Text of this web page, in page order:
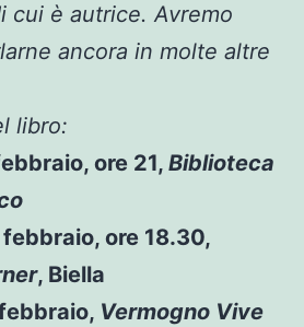
cui è autrice. Avremo
ancora in molte altre
libro:
ore 21, Biblioteca
ore 18.30,
, Biella
Vermogno Vive